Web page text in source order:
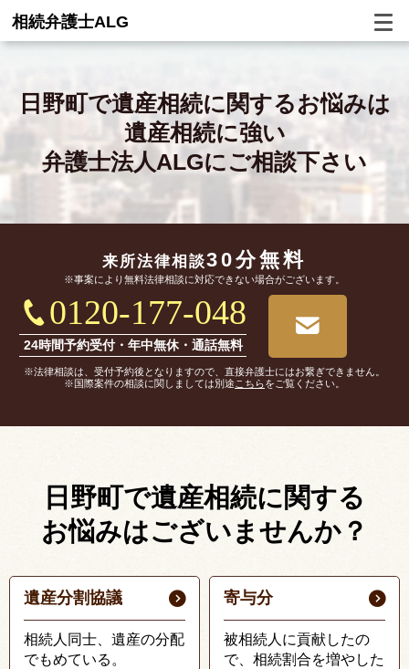
相続弁護士ALG
日野町で遺産相続に関するお悩みは
遺産相続に強い
弁護士法人ALGにご相談下さい
来所法律相談30分無料
※事案により無料法律相談に対応できない場合がございます。
0120-177-048
24時間予約受付・年中無休・通話無料
※法律相談は、受付予約後となりますので、直接弁護士にはお繋ぎできません。
※国際案件の相談に関しましては別途 こちらをご覧ください。
日野町で遺産相続に関する
お悩みはございませんか？
遺産分割協議
相続人同士、遺産の分配
でもめている。
寄与分
被相続人に貢献したの
で、相続割合を増やした